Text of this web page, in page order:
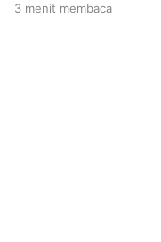
3 menit membaca